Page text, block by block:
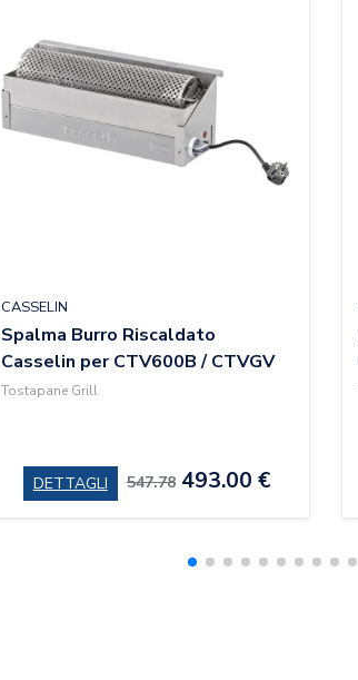
CASSELIN
Spalma Burro Riscaldato
Casselin per CTV600B / CTVGV
Tostapane Grill
DETTAGLI 547.78493.00 €